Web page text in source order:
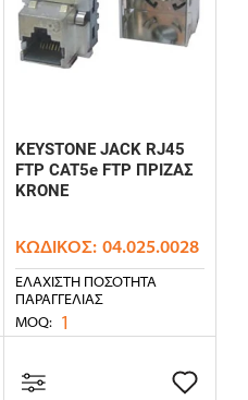
KEYSTONE JACK RJ45
FTP CAT5e FTP ΠΡΙΖΑΣ
KROΝΕ
ΚΩΔΙΚΌΣ: 04.025.0028
ΕΛΆΧΙΣΤΗ ΠΟΣΌΤΗΤΑ
ΠΑΡΑΓΓΕΛΊΑΣ
MOQ: 1